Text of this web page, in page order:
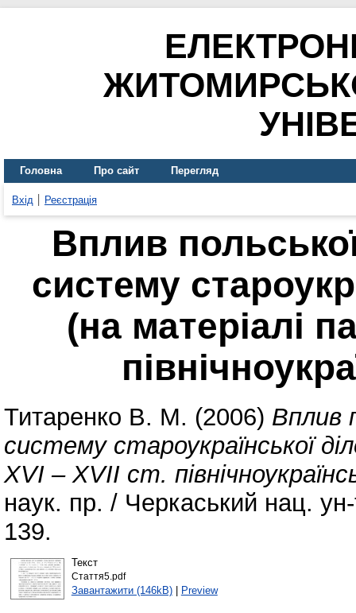
Головна Про сайт Перегляд
Вхід Реєстрація
Вплив
систему
(на матеріалі
Титаренко В. М. (2006) Вплив
систему староукраїнської
XVI – XVII ст.
наук. пр. / Черкаський нац.
139.
Текст
Стаття5.pdf
Завантажити (146kB)| Preview